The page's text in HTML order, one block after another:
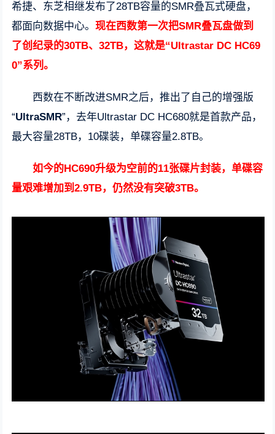
希捷、 东芝相继发布了28TB容量的SMR叠瓦式硬盘，
都面向数据中心。现在西数第一次把SMR叠瓦盘做到
了创纪录的30TB、32TB，这就是“Ultrastar DC HC69
0”系列。
西数在不断改进SMR之后，推出了自己的增强版
“UltraSMR”，去年Ultrastar DC HC680就是首款产品，
最大容量28TB，10碟装，单碟容量2.8TB。
如今的HC690升级为空前的11张碟片封装，单碟容
量艰难增加到2.9TB，仍然没有突破3TB。